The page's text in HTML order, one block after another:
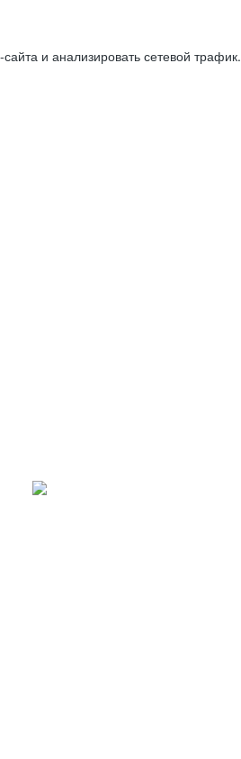
и анализировать сетевой трафик.